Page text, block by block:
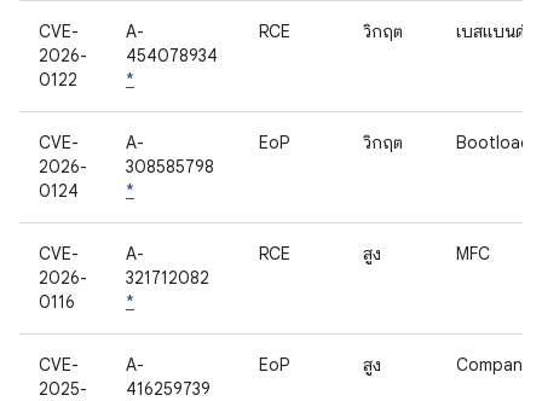
CVE-
2026-
0122
A-
454078934
*
RCE วิกฤต เบสแบนด์
CVE-
2026-
0124
A-
308585798
*
EoP วิกฤต
CVE-
2026-
0116
A-
321712082
*
RCE สูง MFC
CVE-
2025-
A-
416259739
EoP สูง